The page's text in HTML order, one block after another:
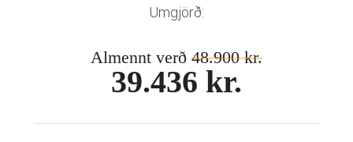
Augnhvílur
Gleraugnaklútar og sprey
Umgjörð:
Almennt verð 48.900 kr.
39.436 kr.